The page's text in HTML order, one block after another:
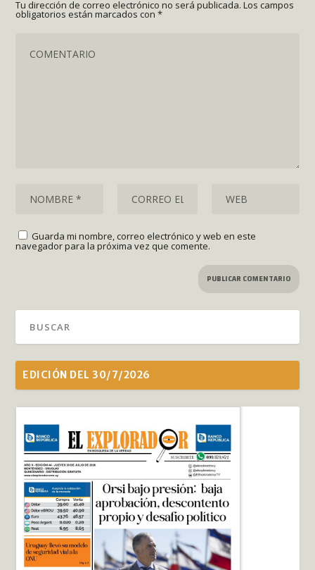
Tu dirección de correo electrónico no será publicada. Los campos
obligatorios están marcados con*
Guarda mi nombre, correo electrónico y web en este
navegador para la próxima vez que comente.
EDICIÓN DEL 30/7/2026